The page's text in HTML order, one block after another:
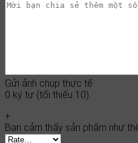
Gửi ảnh chụp thực tế
0 ký tự (tối thiểu 10)
+
Bạn cảm thấy sản phẩm như